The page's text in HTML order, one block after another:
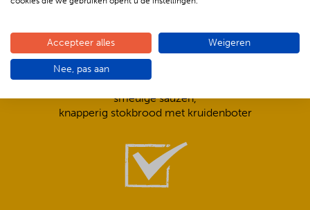
Compleet is ook écht compleet!
Frisse salades,
smeuïge sauzen,
knapperig stokbrood met kruidenboter
Accepteer alles Weigeren
Nee, pas aan